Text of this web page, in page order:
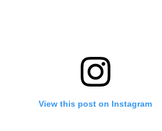
View this post on Instagram